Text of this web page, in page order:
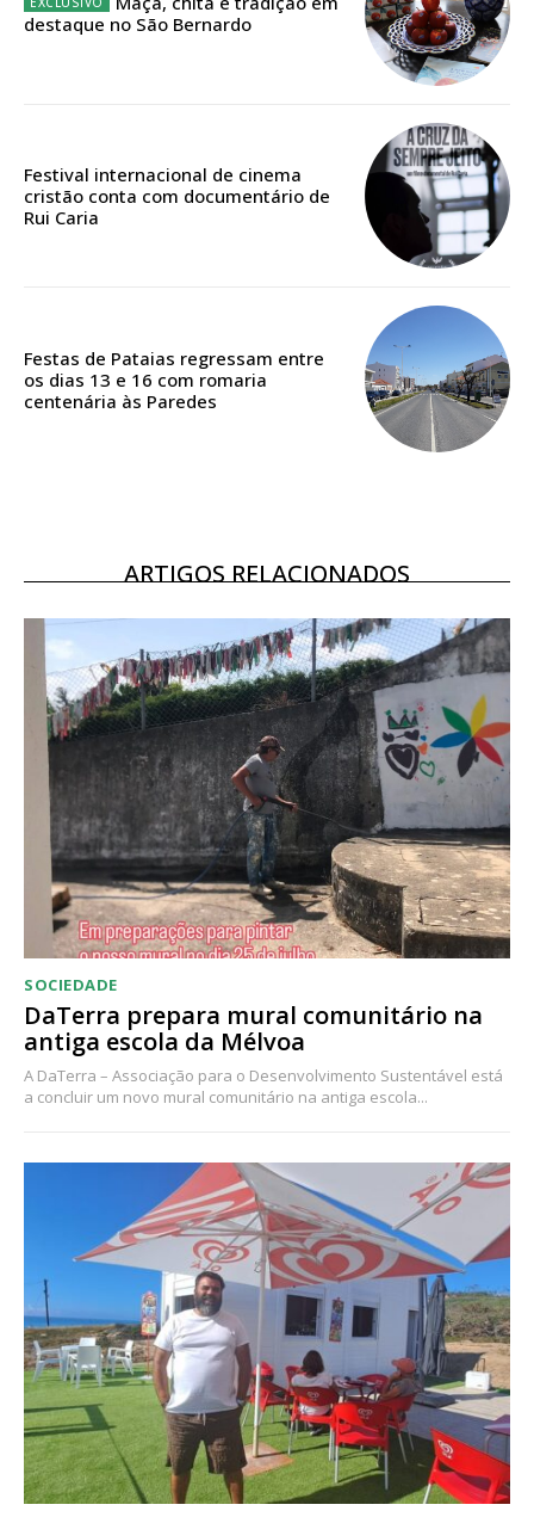
Edição em papel entregue à Quinta-feira em sua
Acesso aos conteúdos Exclusivos para
assinantes
12 meses
Acesso ao conteúdo online
Acesso aos conteúdos Exclusivos para
assinantes
Ofertas para assinatura anual
Escolha o plano
destaque no São Bernardo
Festival internacional de cinema
cristão conta com documentário de
Rui Caria
Festas de Pataias regressam entre
os dias 13 e 16 com romaria
centenária às Paredes
ARTIGOS RELACIONADOS
SOCIEDADE
DaTerra prepara mural comunitário na
antiga escola da Mélvoa
A DaTerra – Associação para o Desenvolvimento Sustentável está
a concluir um novo mural comunitário na antiga escola...